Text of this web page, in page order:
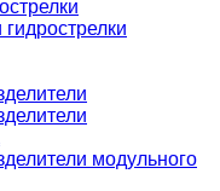
модульного